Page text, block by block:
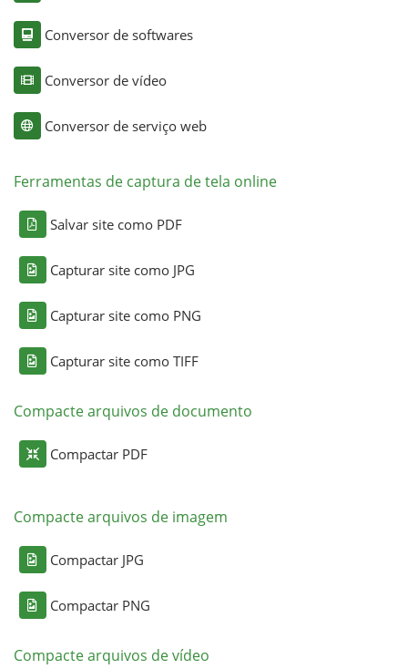
Conversor de softwares
Conversor de vídeo
Conversor de serviço web
Ferramentas de captura de tela online
Salvar site como PDF
Capturar site como JPG
Capturar site como PNG
Capturar site como TIFF
Compacte arquivos de documento
Compactar PDF
Compacte arquivos de imagem
Compactar JPG
Compactar PNG
Compacte arquivos de vídeo